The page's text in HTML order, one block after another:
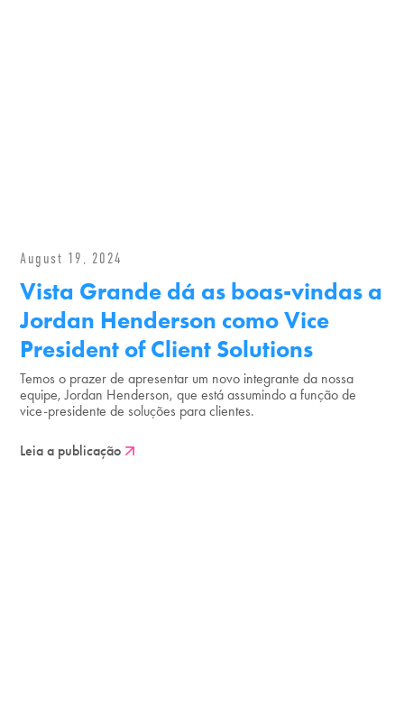
August 19, 2024
Vista Grande dá as boas-vindas a
Jordan Henderson como Vice
President of Client Solutions
Temos o prazer de apresentar um novo integrante da nossa
equipe, Jordan Henderson, que está assumindo a função de
vice-presidente de soluções para clientes.
Leia a publicação